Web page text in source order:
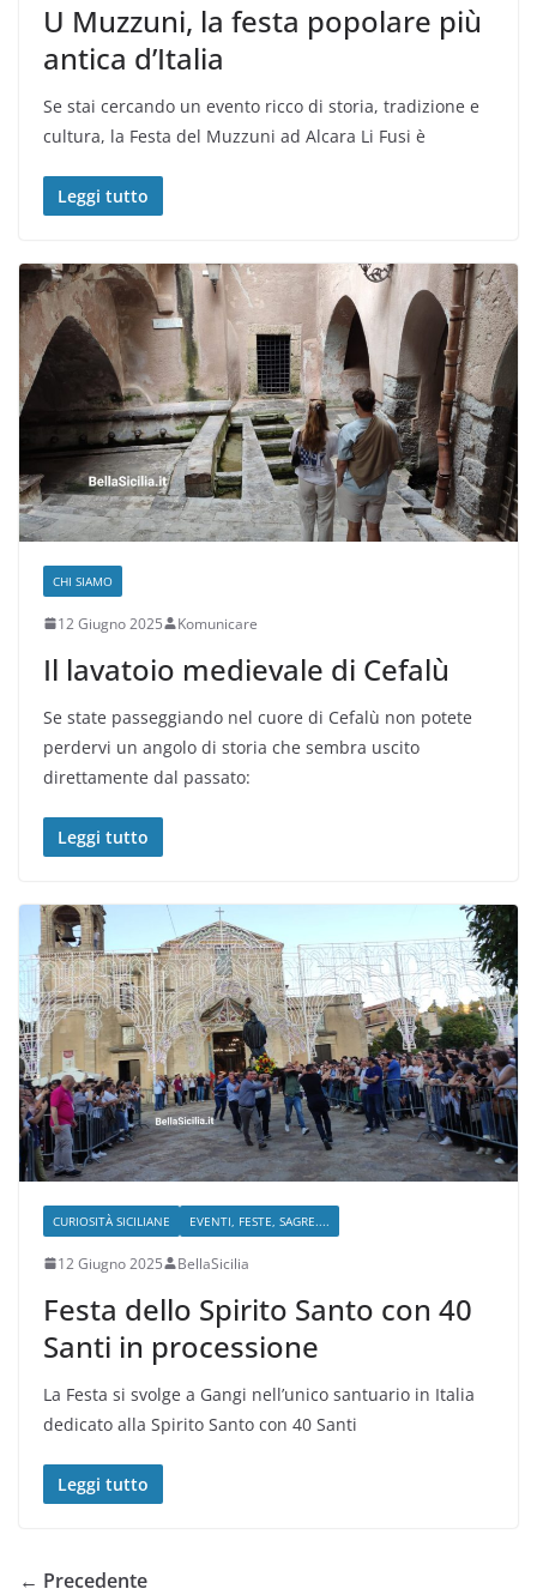
U Muzzuni, la festa popolare più
antica d’Italia
Se stai cercando un evento ricco di storia, tradizione e
cultura, la Festa del Muzzuni ad Alcara Li Fusi è
Leggi tutto
CHI SIAMO
12 Giugno 2025 Komunicare
Il lavatoio medievale di Cefalù
Se state passeggiando nel cuore di Cefalù non potete
perdervi un angolo di storia che sembra uscito
direttamente dal passato:
Leggi tutto
CURIOSITÀ SICILIANE EVENTI, FESTE, SAGRE....
12 Giugno 2025 BellaSicilia
Festa dello Spirito Santo con 40
Santi in processione
La Festa si svolge a Gangi nell’unico santuario in Italia
dedicato alla Spirito Santo con 40 Santi
Leggi tutto
← Precedente